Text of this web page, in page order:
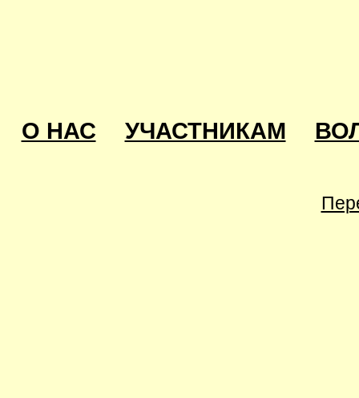
О НАС УЧАСТНИКАМ